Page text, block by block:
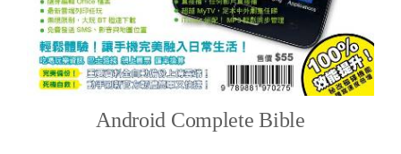
Android Complete Bible